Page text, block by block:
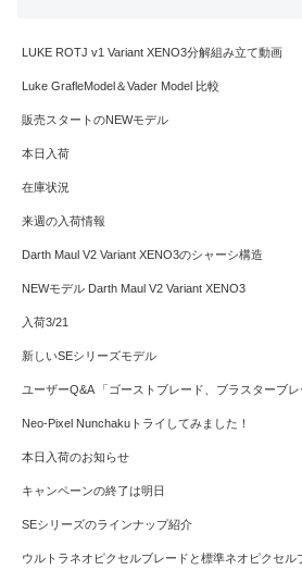
LUKE ROTJ v1 Variant XENO3分解組み立て動画
Luke GrafleModel＆Vader Model 比較
販売スタートのNEWモデル
本日入荷
在庫状況
来週の入荷情報
Darth Maul V2 Variant XENO3のシャーシ構造
NEWモデル Darth Maul V2 Variant XENO3
入荷3/21
新しいSEシリーズモデル
ユーザーQ&A 「ゴーストブレード、ブラスターブレ
Neo-Pixel Nunchakuトライしてみました！
本日入荷のお知らせ
キャンペーンの終了は明日
SEシリーズのラインナップ紹介
ウルトラネオピクセルブレードと標準ネオピクセル